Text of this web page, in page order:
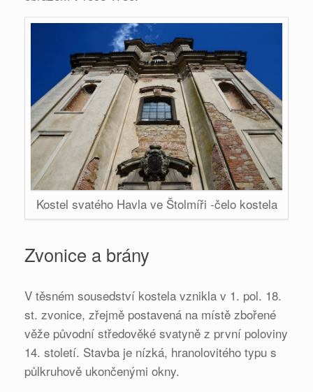
Kostel svatého Havla ve Štolmíři -čelo kostela
Zvonice a brány
V těsném sousedství kostela vznikla v 1. pol. 18.
st. zvonice, zřejmě postavená na místě zbořené
věže původní středověké svatyně z první poloviny
14. století. Stavba je nízká, hranolovitého typu s
půlkruhově ukončenými okny.